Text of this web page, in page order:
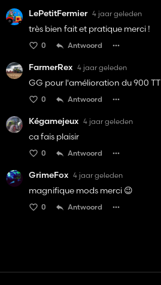
LePetitFermier 4 jaar geleden
très bien fait et pratique merci !
0 Antwoord
FarmerRex 4 jaar geleden
GG pour l'amélioration du 900 TT
0 Antwoord
Kégamejeux 4 jaar geleden
ca fais plaisir
0 Antwoord
GrimeFox 4 jaar geleden
magnifique mods merci 😉
0 Antwoord